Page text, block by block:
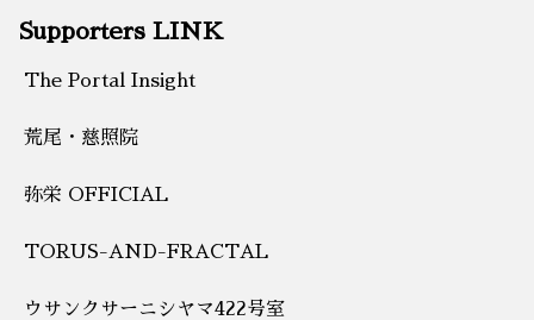
Supporters LINK
The Portal Insight
荒尾・慈照院
弥栄 OFFICIAL
TORUS-AND-FRACTAL
ウサンクサーニシヤマ422号室